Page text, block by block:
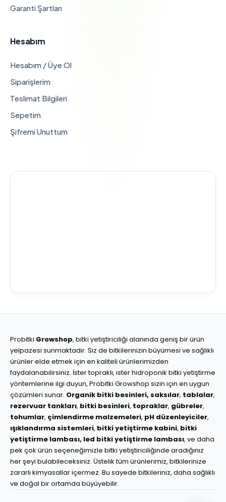
Garanti Şartları
Hesabım
Hesabım / Üye Ol
Siparişlerim
Teslimat Bilgileri
Sepetim
Şifremi Unuttum
Probitki Growshop, bitki yetiştiriciliği alanında geniş bir ürün
yelpazesi sunmaktadır. Siz de bitkilerinizin büyümesi ve sağlıklı
ürünler elde etmek için en kaliteli ürünlerimizden
faydalanabilirsiniz. İster topraklı, ister hidroponik bitki yetiştirme
yöntemlerine ilgi duyun, Probitki Growshop sizin için en uygun
çözümleri sunar. Organik bitki besinleri, saksılar, tablalar,
rezervuar tankları, bitki besinleri, topraklar, gübreler,
tohumlar, çimlendirme malzemeleri, pH düzenleyiciler,
ışıklandırma sistemleri, bitki yetiştirme kabini, bitki
yetiştirme lambası, led bitki yetiştirme lambası, ve daha
pek çok ürün seçeneğimizle bitki yetiştiriciliğinde aradığınız
her şeyi bulabileceksiniz. Üstelik tüm ürünlerimiz, bitkilerinize
zararlı kimyasallar içermez. Bu sayede bitkileriniz, daha sağlıklı
ve doğal bir ortamda büyüyebilir.